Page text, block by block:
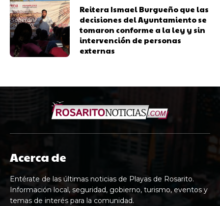
Reitera Ismael Burgueño que las
decisiones del Ayuntamiento se
tomaron conforme a la ley y sin
intervención de personas
externas
Acerca de
Entérate de las últimas noticias de Playas de Rosarito.
Información local, seguridad, gobierno, turismo, eventos y
temas de interés para la comunidad.